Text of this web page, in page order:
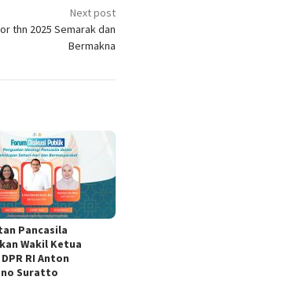
Next post
thn 2025 Semarak dan
Bermakna
Pancasila
Wakil Ketua
RI Anton
Suratto